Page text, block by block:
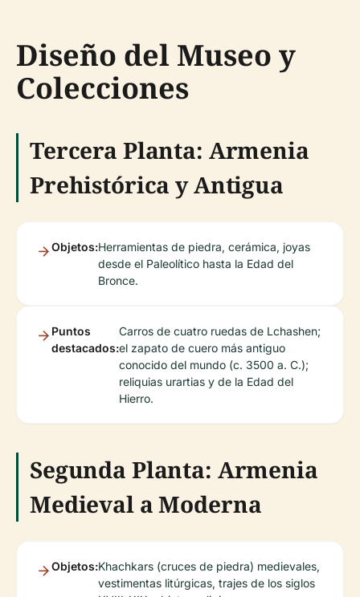
Diseño del Museo y
Colecciones
Tercera Planta: Armenia
Prehistórica y Antigua
Objetos:Herramientas de piedra, cerámica, joyas
desde el Paleolítico hasta la Edad del
Bronce.
Puntos
destacados:
Carros de cuatro ruedas de Lchashen;
el zapato de cuero más antiguo
conocido del mundo (c. 3500 a. C.);
reliquias urartias y de la Edad del
Hierro.
Segunda Planta: Armenia
Medieval a Moderna
Objetos:Khachkars (cruces de piedra) medievales,
vestimentas litúrgicas, trajes de los siglos